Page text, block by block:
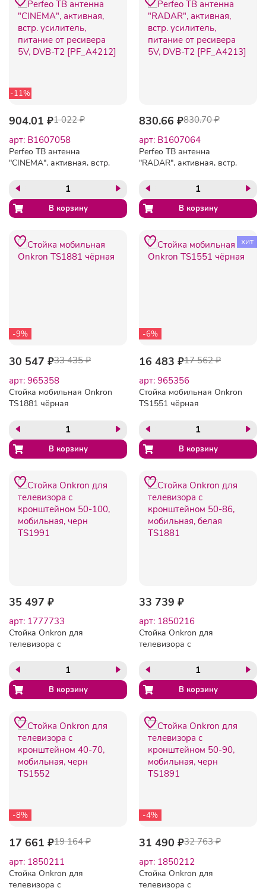
-11%
904.01 ₽1 022 ₽
арт: B1607058
Perfeo ТВ антенна
"CINEMA", активная, встр.
ресивера 5V, DVB-T2
[PF_A4212]
830.66 ₽830.70 ₽
арт: B1607064
Perfeo ТВ антенна
"RADAR", активная, встр.
ресивера 5V, DVB-T2
[PF_A4213]
-9%
30 547 ₽33 435 ₽
арт: 965358
Стойка мобильная Onkron
TS1881 чёрная
-6%
хит
16 483 ₽17 562 ₽
арт: 965356
Стойка мобильная Onkron
TS1551 чёрная
35 497 ₽
арт: 1777733
Стойка Onkron для
телевизора с
мобильная, черн TS1991
33 739 ₽
арт: 1850216
Стойка Onkron для
телевизора с
мобильная, белая TS1881
-8%
17 661 ₽19 164 ₽
арт: 1850211
Стойка Onkron для
телевизора с
-4%
31 490 ₽32 763 ₽
арт: 1850212
Стойка Onkron для
телевизора с